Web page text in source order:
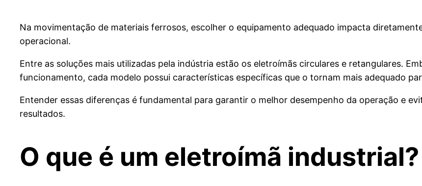
Na movimentação de materiais ferrosos, escolher o equipamento adequado impacta
operacional.
Entre as soluções mais utilizadas pela indústria estão os eletroímãs circulares e retangulares.
funcionamento, cada modelo possui características específicas que o tornam mais adequado
Entender essas diferenças é fundamental para garantir o melhor desempenho da operação e
resultados.
O que é um eletroímã industrial?